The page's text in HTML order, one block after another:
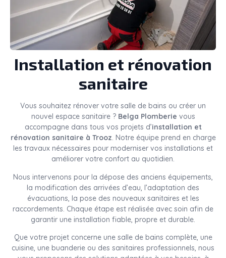
Installation et rénovation
sanitaire
Vous souhaitez rénover votre salle de bains ou créer un
nouvel espace sanitaire ? Belga Plomberie vous
accompagne dans tous vos projets d’installation et
rénovation sanitaire à Trooz. Notre équipe prend en charge
les travaux nécessaires pour moderniser vos installations et
améliorer votre confort au quotidien.
Nous intervenons pour la dépose des anciens équipements,
la modification des arrivées d’eau, l’adaptation des
évacuations, la pose des nouveaux sanitaires et les
raccordements. Chaque étape est réalisée avec soin afin de
garantir une installation fiable, propre et durable.
Que votre projet concerne une salle de bains complète, une
cuisine, une buanderie ou des sanitaires professionnels, nous